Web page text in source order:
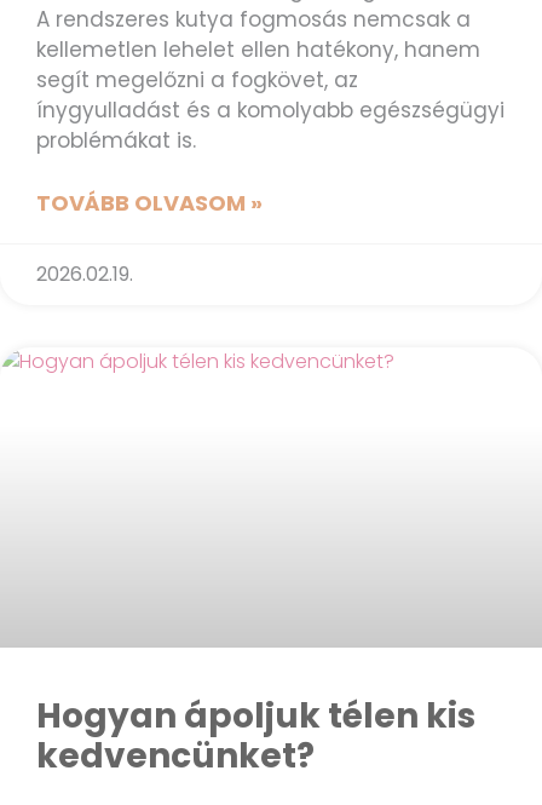
A rendszeres kutya fogmosás nemcsak a
kellemetlen lehelet ellen hatékony, hanem
segít megelőzni a fogkövet, az
ínygyulladást és a komolyabb egészségügyi
problémákat is.
TOVÁBB OLVASOM »
2026.02.19.
Hogyan ápoljuk télen kis
kedvencünket?